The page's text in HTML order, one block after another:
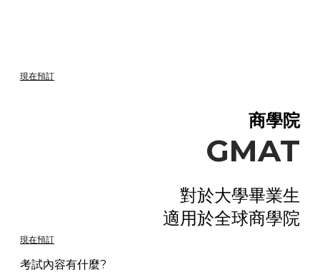
現在預訂
商學院
GMAT
對於大學畢業生
適用於全球商學院
現在預訂
考試內容有什麼?